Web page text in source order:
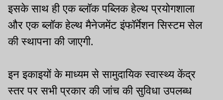
इसके साथ ही एक ब्लॉक पब्लिक हेल्थ प्रयोगशाला
और एक ब्लॉक हेल्थ मैनेजमेंट इंफॉर्मेशन सिस्टम सेल
की स्थापना की जाएगी.
इन इकाइयों के माध्यम से सामुदायिक स्वास्थ्य केंद्र
स्तर पर सभी प्रकार की जांच की सुविधा उपलब्ध